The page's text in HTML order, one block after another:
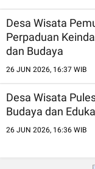
Desa Wisata
Perpaduan
dan Budaya
26 JUN 2026, 16:37 WIB
Desa Wisata
Budaya dan
26 JUN 2026, 16:36 WIB